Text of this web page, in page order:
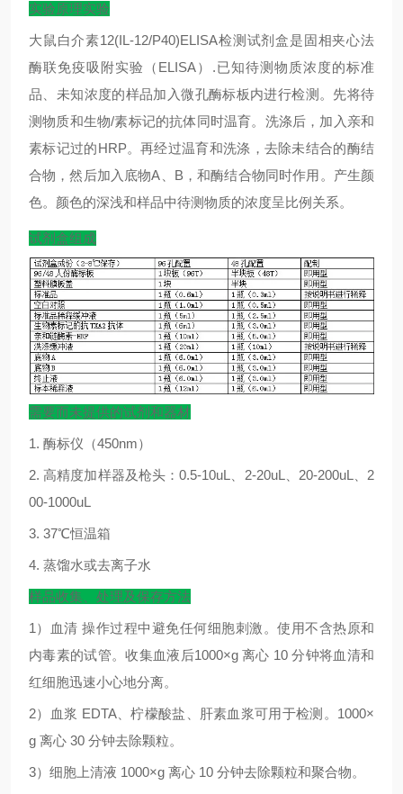
实验原理实验
大鼠白介素12(IL-12/P40)ELISA检测试剂盒是固相夹心法
酶联免疫吸附实验（ELISA）.已知待测物质浓度的标准
品、未知浓度的样品加入微孔酶标板内进行检测。先将待
测物质和生物/素标记的抗体同时温育。洗涤后，加入亲和
素标记过的HRP。再经过温育和洗涤，去除未结合的酶结
合物，然后加入底物A、B，和酶结合物同时作用。产生颜
色。颜色的深浅和样品中待测物质的浓度呈比例关系。
试剂盒组成
需要而未提供的试剂和器材
1. 酶标仪（450nm）
2.高精度加样器及枪头：0.5-10uL 2-20uL 20-200uL
2
00-1000uL
3. 37℃恒温箱
4. 蒸馏水或去离子水
样品收集、处理及保存方法
1 ）血清 操作过程中避免任何细胞刺激。使用不含热原和
内毒素的试管。收集血液后1000×g离心 10分钟将血清和
红细胞迅速小心地分离。
2）血浆 EDTA、柠檬酸盐、肝素血浆可用于检测。 1000×
g 离心 30 分钟去除颗粒。
3）细胞上清液 1000×g 离心 10 分钟去除颗粒和聚合物。